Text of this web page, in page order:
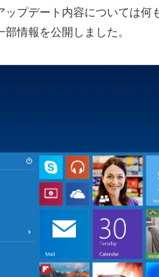
ップデート内容については何
部情報を公開しました。